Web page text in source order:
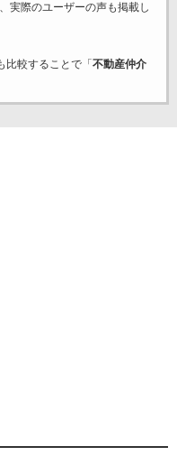
実際のユーザーの声も掲載し
比較することで「 不動産仲介